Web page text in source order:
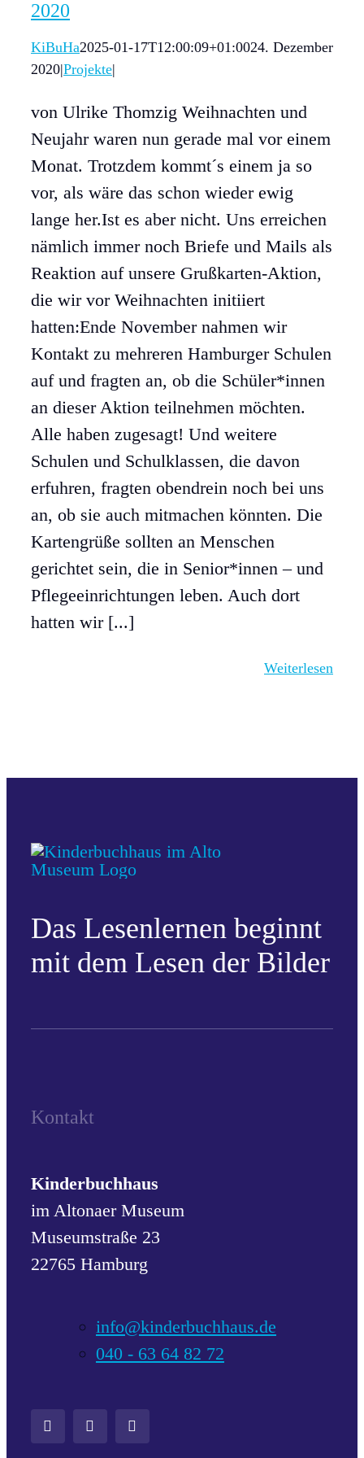
2020
KiBuHa2025-01-17T12:00:09+01:0024. Dezember
2020|Projekte|
von Ulrike Thomzig Weihnachten und
Neujahr waren nun gerade mal vor einem
Monat. Trotzdem kommt´s einem ja so
vor, als wäre das schon wieder ewig
lange her.Ist es aber nicht. Uns erreichen
nämlich immer noch Briefe und Mails als
Reaktion auf unsere Grußkarten-Aktion,
die wir vor Weihnachten initiiert
hatten:Ende November nahmen wir
Kontakt zu mehreren Hamburger Schulen
auf und fragten an, ob die Schüler*innen
an dieser Aktion teilnehmen möchten.
Alle haben zugesagt! Und weitere
Schulen und Schulklassen, die davon
erfuhren, fragten obendrein noch bei uns
an, ob sie auch mitmachen könnten. Die
Kartengrüße sollten an Menschen
gerichtet sein, die in Senior*innen – und
Pflegeeinrichtungen leben. Auch dort
hatten wir [...]
Weiterlesen
Das Lesenlernen beginnt
mit dem Lesen der Bilder
Kontakt
Kinderbuchhaus
im Altonaer Museum
Museumstraße 23
22765 Hamburg
info@kinderbuchhaus.de
040 - 63 64 82 72